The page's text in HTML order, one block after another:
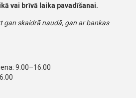
vai brīvā laika pavadīšanai.
gan skaidrā naudā, gan ar bankas
9.00–16.00